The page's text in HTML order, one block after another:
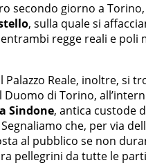
secondo giorno a
, sulla quale si
regge reali e poli
Palazzo Reale, inoltre, si
Duomo di Torino,
Sindone, antica custode
che, per via
al pubblico se non
pellegrini da tutte le